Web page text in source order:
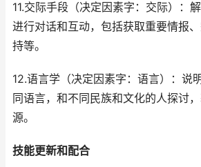
11.交际手段（决定因素字：交际）：
进行对话和互动，包括获取重要情报
持等。
12.语言学（决定因素字：语言）：说
同语言，和不同民族和文化的人探讨
源。
技能更新和配合